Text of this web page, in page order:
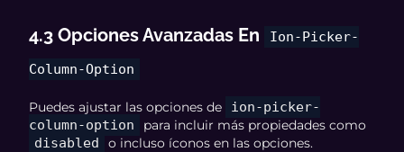
4.3 Opciones Avanzadas En
Ion-Picker-
Column-Option
Puedes ajustar las opciones de
ion-picker-
column-option
para incluir más propiedades como
disabled
o incluso íconos en las opciones.